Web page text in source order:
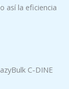
así la eficiencia
C-DINE